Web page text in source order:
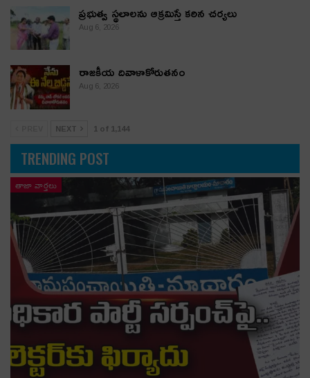
ప్రభుత్వ స్థలాలను ఆక్రమిస్తే కఠిన చర్యలు
Aug 6, 2026
రాజకీయ దివాళాకోరుతనం
Aug 6, 2026
NEXT 1 of 1,144
TRENDING POST
తాజా వార్తలు